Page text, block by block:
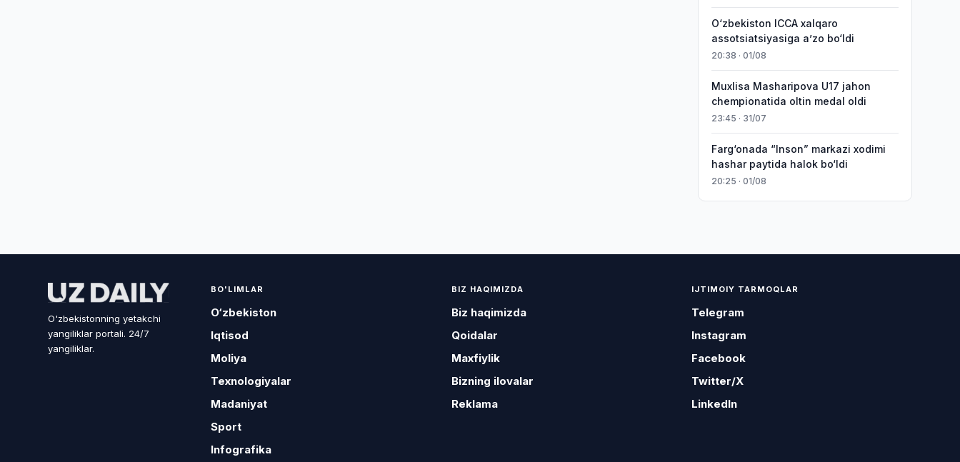
O‘zbekiston ICCA xalqaro
assotsiatsiyasiga aʼzo bo‘ldi
20:38 · 01/08
Muxlisa Masharipova U17 jahon
chempionatida oltin medal oldi
23:45 · 31/07
Farg‘onada “Inson” markazi xodimi
hashar paytida halok bo‘ldi
20:25 · 01/08
O'zbekistonning yetakchi
yangiliklar portali. 24/7
yangiliklar.
BO'LIMLAR
O‘zbekiston
Iqtisod
Moliya
Texnologiyalar
Madaniyat
Sport
Infografika
BIZ HAQIMIZDA
Biz haqimizda
Qoidalar
Maxfiylik
Bizning ilovalar
Reklama
IJTIMOIY TARMOQLAR
Telegram
Instagram
Facebook
Twitter/X
LinkedIn